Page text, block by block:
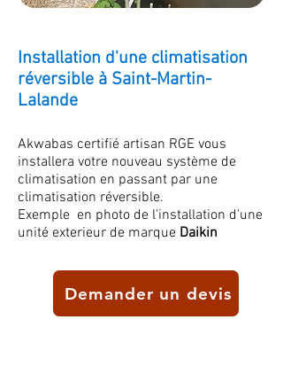
Installation d'une climatisation
réversible à Saint-Martin-
Lalande
Akwabas certifié artisan RGE vous
installera votre nouveau système de
climatisation en passant par une
climatisation réversible.
Exemple en photo de l'installation d'une
unité exterieur de marque Daikin
Demander un devis